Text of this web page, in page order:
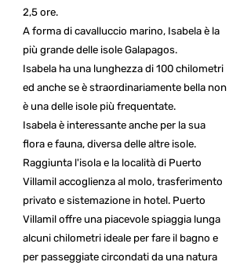
2,5 ore.
A forma di cavalluccio marino, Isabela è la
più grande delle isole Galapagos.
Isabela ha una lunghezza di 100 chilometri
ed anche se è straordinariamente bella non
è una delle isole più frequentate.
Isabela è interessante anche per la sua
flora e fauna, diversa delle altre isole.
Raggiunta l'isola e la località di Puerto
Villamil accoglienza al molo, trasferimento
privato e sistemazione in hotel. Puerto
Villamil offre una piacevole spiaggia lunga
alcuni chilometri ideale per fare il bagno e
per passeggiate circondati da una natura